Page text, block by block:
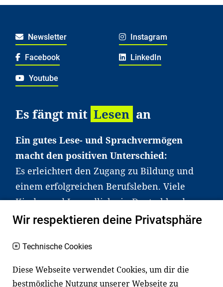
Newsletter Instagram
Facebook LinkedIn
Youtube
Es fängt mit Lesen an
Ein gutes Lese- und Sprachvermögen
macht den positiven Unterschied:
Es erleichtert den Zugang zu Bildung und
einem erfolgreichen Berufsleben. Viele
Kinder und Jugendliche in Deutschland
haben aber große Schwierigkeiten dabei.
an Familien sowie an Erzieher*innen,
Fachexpert*innen. Dafür arbeiten wir eng
Wir respektieren deine Privatsphäre
Technische Cookies
Diese Webseite verwendet Cookies, um dir die
bestmögliche Nutzung unserer Webseite zu